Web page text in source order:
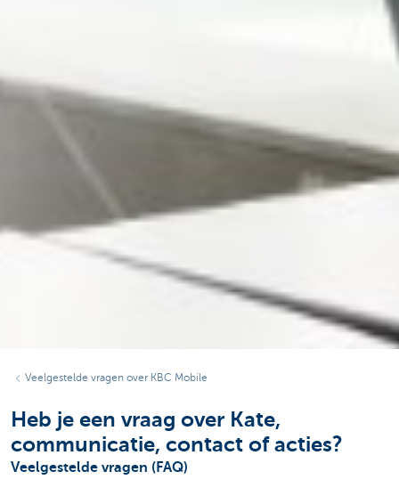
Veelgestelde vragen over KBC Mobile
Heb je een vraag over Kate,
communicatie, contact of acties?
Veelgestelde vragen (FAQ)